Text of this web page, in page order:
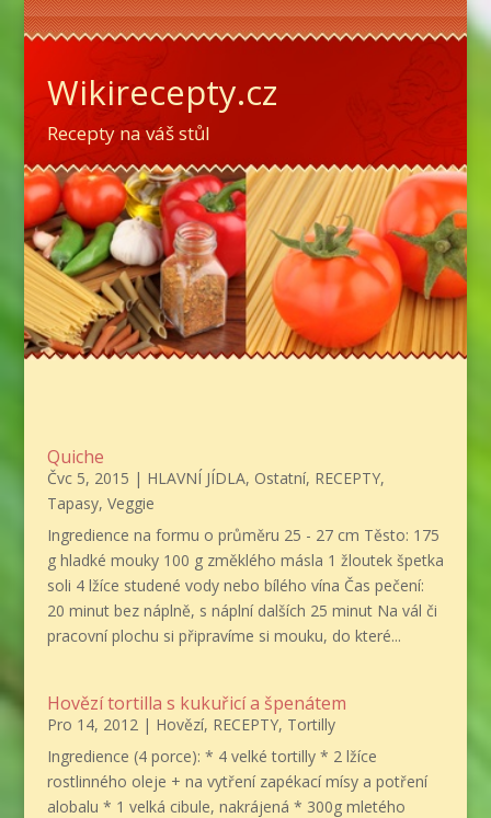
Wikirecepty.cz
Recepty na váš stůl
Quiche
Čvc 5, 2015 | HLAVNÍ JÍDLA, Ostatní, RECEPTY,
Tapasy, Veggie
Ingredience na formu o průměru 25 - 27 cm Těsto: 175
g hladké mouky 100 g změklého másla 1 žloutek špetka
soli 4 lžíce studené vody nebo bílého vína Čas pečení:
20 minut bez náplně, s náplní dalších 25 minut Na vál či
pracovní plochu si připravíme si mouku, do které...
Hovězí tortilla s kukuřicí a špenátem
Pro 14, 2012| Hovězí, RECEPTY, Tortilly
Ingredience (4 porce): * 4 velké tortilly * 2 lžíce
rostlinného oleje + na vytření zapékací mísy a potření
alobalu * 1 velká cibule, nakrájená * 300g mletého